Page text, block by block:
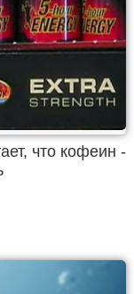
что кофеин -